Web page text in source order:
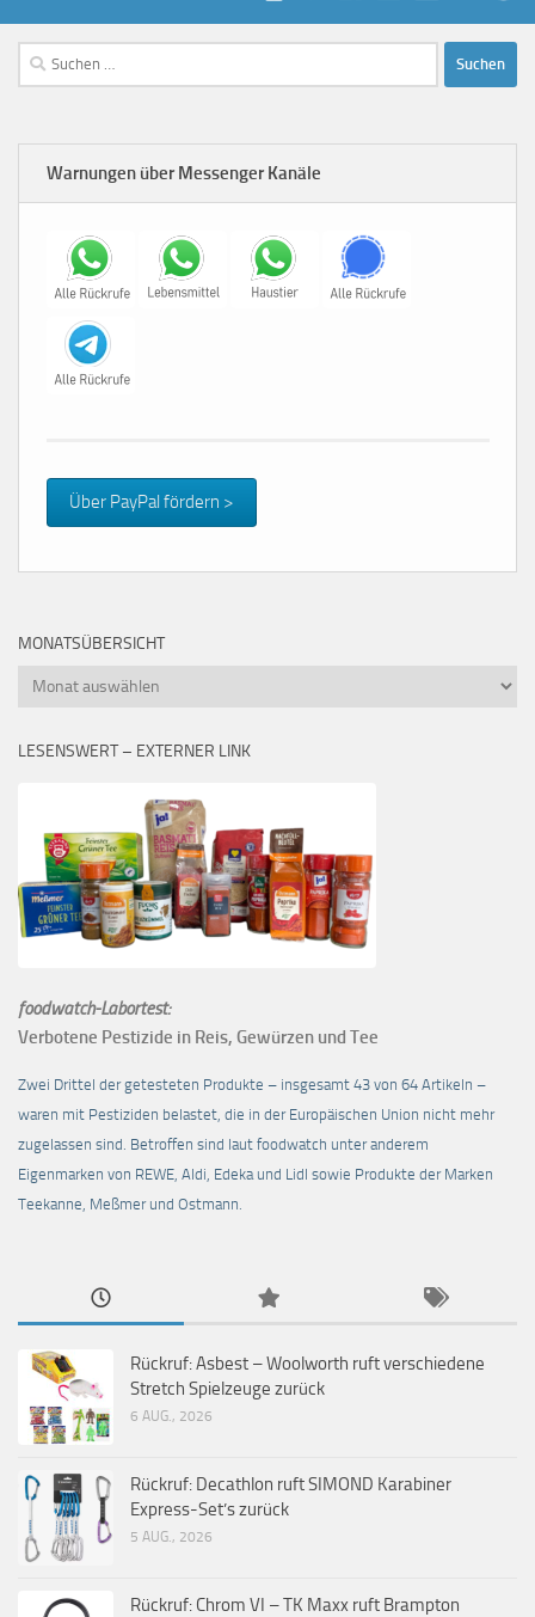
Suchen
nach:
Warnungen über Messenger Kanäle
Über PayPal fördern >
MONATSÜBERSICHT
Monatsübersicht
LESENSWERT – EXTERNER LINK
foodwatch-Labortest:
Verbotene Pestizide in Reis, Gewürzen und Tee
Zwei Drittel der getesteten Produkte – insgesamt 43 von 64 Artikeln –
waren mit Pestiziden belastet, die in der Europäischen Union nicht mehr
zugelassen sind. Betroffen sind laut foodwatch unter anderem
Eigenmarken von REWE, Aldi, Edeka und Lidl sowie Produkte der Marken
Teekanne, Meßmer und Ostmann.
Rückruf: Asbest – Woolworth ruft verschiedene
Stretch Spielzeuge zurück
6 AUG., 2026
Rückruf: Decathlon ruft SIMOND Karabiner
Express-Set’s zurück
5 AUG., 2026
Rückruf: Chrom VI – TK Maxx ruft Brampton